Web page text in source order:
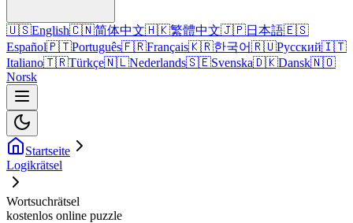
🇺🇸English🇨🇳简体中文🇭🇰繁體中文🇯🇵日本語🇪🇸
Español🇵🇹Português🇫🇷Français🇰🇷한국어🇷🇺Русский🇮🇹
Italiano🇹🇷Türkçe🇳🇱Nederlands🇸🇪Svenska🇩🇰Dansk🇳🇴
Norsk
Startseite
Logikrätsel
Wortsuchrätsel
kostenlos online puzzle